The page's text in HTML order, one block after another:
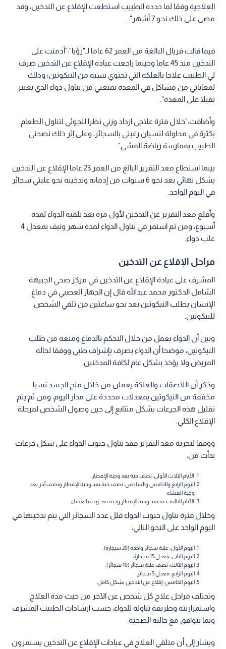
العلاجية وفقا لما حدده الطبيب استطعت الإقلاع عن التدخين، وقد
مضى على ذلك نحو 7 أشهر".
فيما قالت فريال البالغة من العمر 62 عاما لـ"رؤيا":"أدمنت على
التدخين منذ 45 عاما وحينما راجعت عيادة الإقلاع عن التدخين صرف
لي الطبيب علاجا بالعلكة التي تحتوي نسبة من النيكوتين؛ وذلك
لمعاناتي من مشاكل في المعدة تمنعني من تناول دواء الذي يعتبر
ثقيلا على المعدة".
وأضافت:"خلال فترة علاجي ازداد وزني نظرا للجوئي لتناول الطعام
بكثرة في محاولة لنسيان رغبتي بالسجائر، وعلى إثر ذلك نصحني
الطبيب بممارسة رياضة المشي".
بينما استطاع معد التقرير البالغ من العمر 23 عاما الإقلاع عن التدخين
بشكل نهائي بعد نحو 6 سنوات من إدمانه وتدخينه نحو علبتي سجائر
في اليوم الواحد.
وأقلع معد التقرير عن التدخين لأول مرة بعد تلقيه الدواء لمدة
أسبوع، ومن ثم استمر في تناول الدواء لمدة شهر ونيف بمعدل 4
علب دواء.
مراحل الإقلاع عن التدخين
المشرف على عيادة الإقلاع عن التدخين في مركز صحي الجبيهة
الشامل الدكتور محمد عبدالله قال إن الجهاز العصبي في دماغ
الإنسان يطلب النيكوتين بعد نحو ساعتين من تلقي الشخص
للنيكوتين.
وبين أن الدواء يعمل من خلال التحكم بالدماغ ومنعه من طلب
النيكوتين، موضحا أن الدواء يصرف بإشراف طبي ووفقا لحالة
المريض ولا يؤخذ بشكل عام لكافة المدخنين.
وذكر أن اللاصقات والعلكة يعملن من خلال منح الجسد نسبا
مخففة من النيكوتين بمعدلات محددة على مدار اليوم، ومن ثم يتم
تقليل هذه الجرعات بشكل متتابع إلى حين وصول الشخص لمرحلة
الإقلاع الكلي.
ووفقا لتجربة معد التقرير فقد تناول حبوب الدواء على شكل جرعات
بدأت من:
الأيام الثلاث الأولى: نصف حبة بعد وجبة الإفطار.
اليوم الرابع والخامس والسادس: نصف حبة بعد وجبة الإفطار ونصف آخر بعد
وجبة العشاء.
الأيام التالية: حبة بعد وجبة الإفطار وحبة بعد وجبة العشاء.
وخلال فترة تناول حبوب الدواء قلل عدد السجائر التي يتم تدخينها في
اليوم الواحد على النحو التالي:
اليوم الأول: علبة سجائر واحدة (20 سيجارة).
اليوم الثاني: معدل 15 سيجارة.
اليوم الثالث: نصف علبة سجائر (10 سجائر).
اليوم الرابع: معدل 5 سجائر.
اليوم الخامس: إقلاع عن التدخين بشكل كامل.
وتختلف مراحل علاج كل شخص عن الآخر من حيث مدة العلاج
واستمراريته وطريقة تناوله للدواء، حسب ارشادات الطبيب المشرف
وبما يتوافق مع حالته الصحية.
ويشار إلى أن متلقي العلاج في عيادات الإقلاع عن التدخين يستمرون